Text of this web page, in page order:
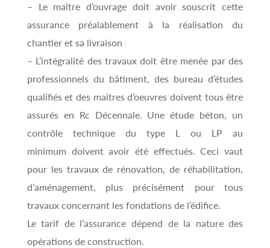
– Le maître d’ouvrage doit avoir souscrit cette
assurance préalablement à la réalisation du
chantier et sa livraison
– L’intégralité des travaux doit être menée par des
professionnels du bâtiment, des bureau d’études
qualifiés et des maitres d’oeuvres doivent tous être
assurés en Rc Décennale. Une étude béton, un
contrôle technique du type L ou LP au
minimum doivent avoir été effectués. Ceci vaut
pour les travaux de rénovation, de réhabilitation,
d’aménagement, plus précisément pour tous
travaux concernant les fondations de l’édifice.
Le tarif de l’assurance dépend de la nature des
opérations de construction.